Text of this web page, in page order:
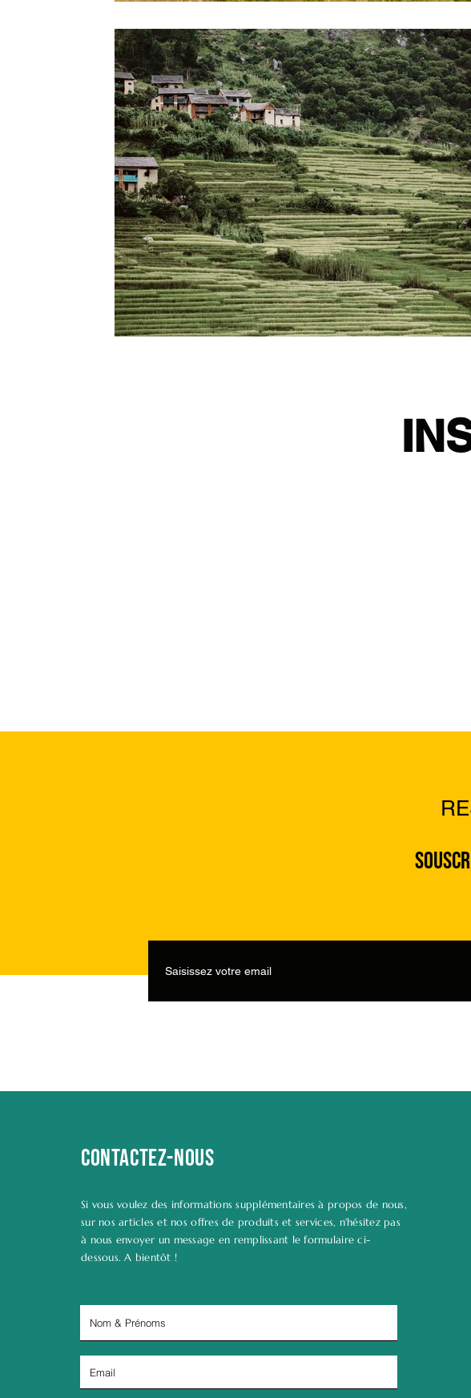
Contactez-nous
Si vous voulez des informations supplémentaires à propos de nous,
sur nos articles et nos offres de produits et services, n'hésitez pas
à nous envoyer un message en remplissant le formulaire ci-
dessous. A bientôt !